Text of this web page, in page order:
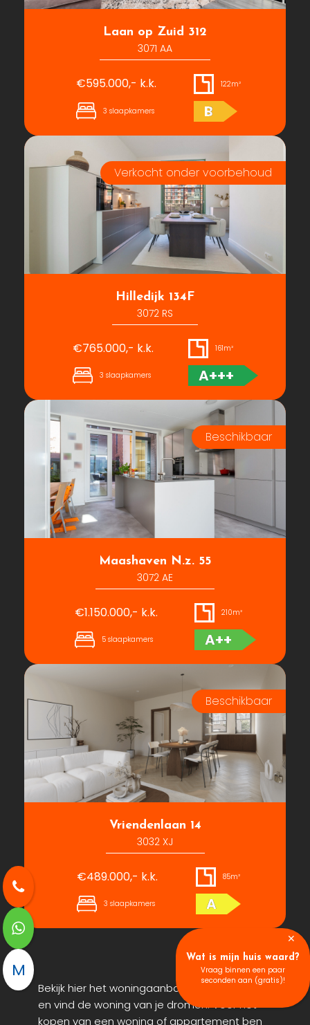
M
Wat is mijn huis waard?
Vraag binnen een paar
seconden aan (gratis)!
✕
Laan op Zuid 312
3071 AA
€595.000,- k.k. 122m²
3 slaapkamers B
Hilledijk 134F
3072 RS
€765.000,- k.k. 161m²
3 slaapkamers A+++
Maashaven N.z. 55
3072 AE
€1.150.000,- k.k. 210m²
5 slaapkamers A++
Vriendenlaan 14
3032 XJ
€489.000,- k.k. 85m²
3 slaapkamers A
Bekijk hier het woningaanbod in Rotterdam
en vind de woning van je dromen. Voor het
kopen van een woning of appartement ben